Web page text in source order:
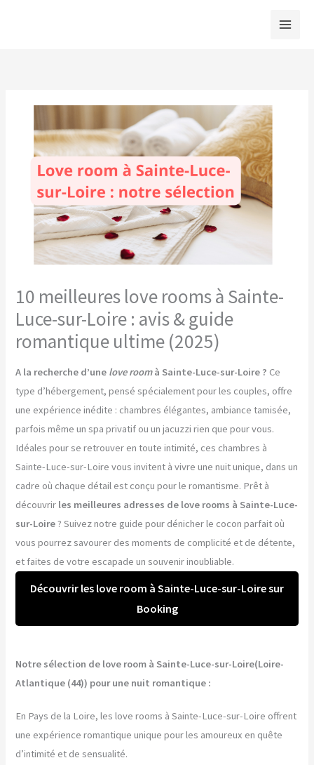
10 meilleures love rooms à Sainte-
Luce-sur-Loire : avis & guide
romantique ultime (2025)
A la recherche d’une love roomà Sainte-Luce-sur-Loire ? Ce
type d’hébergement, pensé spécialement pour les couples, offre
une expérience inédite : chambres élégantes, ambiance tamisée,
parfois même un spa privatif ou un jacuzzi rien que pour vous.
Idéales pour se retrouver en toute intimité, ces chambres à
Sainte-Luce-sur-Loire vous invitent à vivre une nuit unique, dans un
cadre où chaque détail est conçu pour le romantisme. Prêt à
découvrir les meilleures adresses de love rooms à Sainte-Luce-
sur-Loire? Suivez notre guide pour dénicher le cocon parfait où
vous pourrez savourer des moments de complicité et de détente,
et faites de votre escapade un souvenir inoubliable.
Découvrir les love room à Sainte-Luce-sur-Loire sur
Booking
Notre sélection de love room à Sainte-Luce-sur-Loire(Loire-
Atlantique (44)) pour une nuit romantique :
En Pays de la Loire, les love rooms à Sainte-Luce-sur-Loire offrent
une expérience romantique unique pour les amoureux en quête
d’intimité et de sensualité.